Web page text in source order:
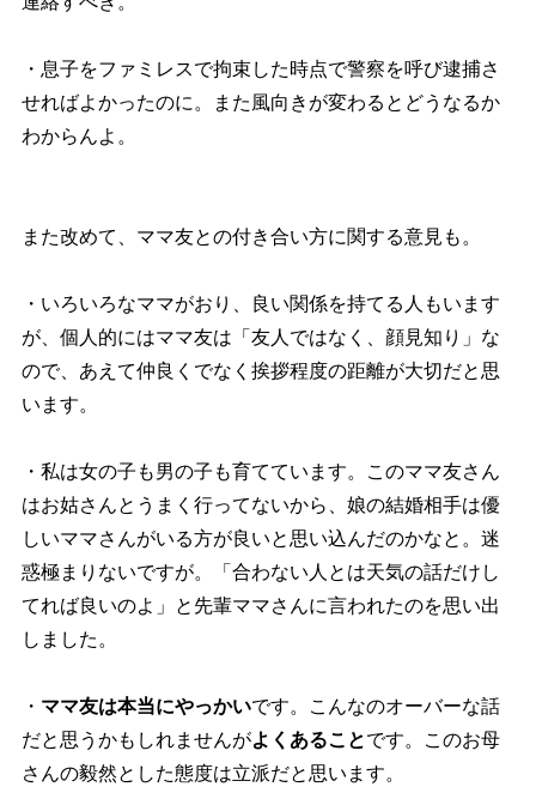
・息子をファミレスで拘束した時点で警察を呼び逮捕さ
せればよかったのに。また風向きが変わるとどうなるか
わからんよ。
また改めて、ママ友との付き合い方に関する意見も。
・いろいろなママがおり、良い関係を持てる人もいます
が、個人的にはママ友は「友人ではなく、顔見知り」な
ので、あえて仲良くでなく挨拶程度の距離が大切だと思
います。
・私は女の子も男の子も育てています。このママ友さん
はお姑さんとうまく行ってないから、娘の結婚相手は優
しいママさんがいる方が良いと思い込んだのかなと。迷
惑極まりないですが。「合わない人とは天気の話だけし
てれば良いのよ」と先輩ママさんに言われたのを思い出
しました。
・ ママ友は本当にやっかいです。こんなのオーバーな話
だと思うかもしれませんがよくあることです。このお母
さんの毅然とした態度は立派だと思います。